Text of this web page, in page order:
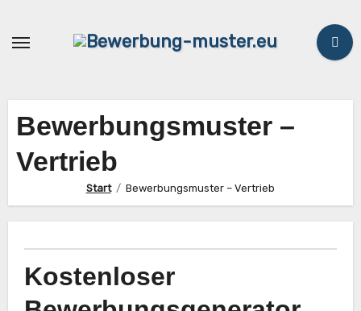
Bewerbungsmuster –
Vertrieb
Start Bewerbungsmuster – Vertrieb
Kostenloser